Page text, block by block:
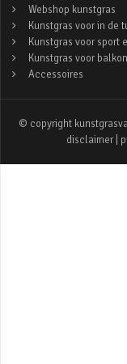
Webshop kunstgras
Kunstgras voor in de
Kunstgras voor sport
Kunstgras voor balkon
Accessoires
© copyright
disclaimer